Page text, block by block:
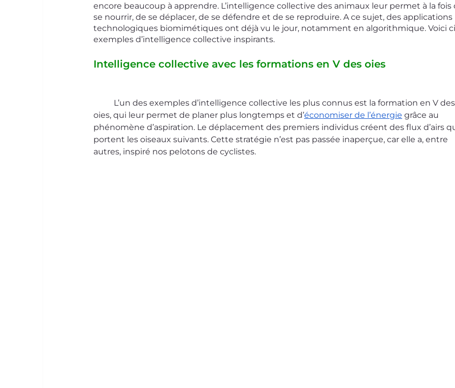
encore beaucoup à apprendre. L’intelligence collective des animaux leur permet à la
se nourrir, de se déplacer, de se défendre et de se reproduire. A ce sujet, des applications
technologiques biomimétiques ont déjà vu le jour, notamment en algorithmique. Voici
exemples d’intelligence collective inspirants.
Intelligence collective avec les formations en V des oies
oies, qui leur permet de planer plus longtemps et d’économiser de l’énergie grâce au
phénomène d’aspiration. Le déplacement des premiers individus créent des flux d’airs
portent les oiseaux suivants. Cette stratégie n’est pas passée inaperçue, car elle a, entre
autres, inspiré nos pelotons de cyclistes.